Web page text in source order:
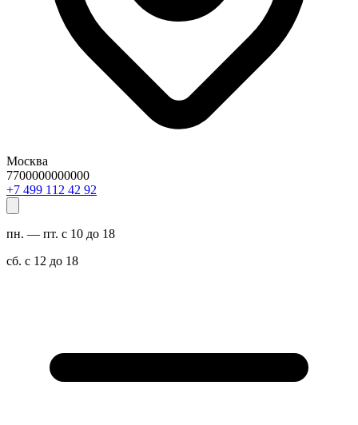
Москва
7700000000000
29 24 211 994 7+
пн. — пт. с 10 до 18
сб. с 12 до 18